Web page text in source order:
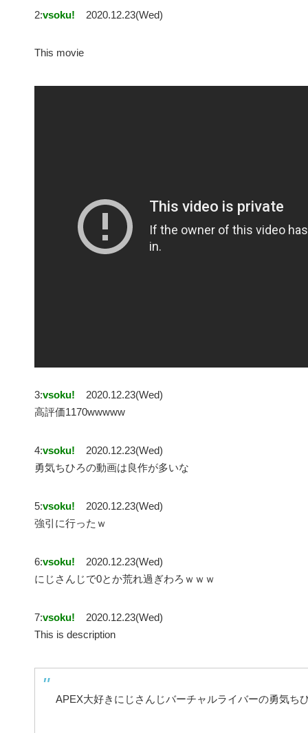
2:vsoku! 2020.12.23(Wed)
This movie
3:vsoku!
2020.12.23(Wed)
高評価1170wwwww
4:vsoku!
2020.12.23(Wed)
勇気ちひろの動画は良作が多いな
5:vsoku!
2020.12.23(Wed)
強引に行ったｗ
6:vsoku!
2020.12.23(Wed)
にじさんじで0とか荒れ過ぎわろｗｗｗ
7:vsoku!
2020.12.23(Wed)
This is description
APEX大好きにじさんじバーチャルライバーの勇気ち